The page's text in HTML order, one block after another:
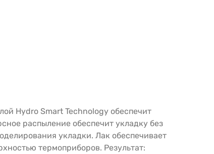
Hydro Smart Technology обеспечит
распыление обеспечит укладку без
укладки. Лак обеспечивает
термоприборов. Результат: